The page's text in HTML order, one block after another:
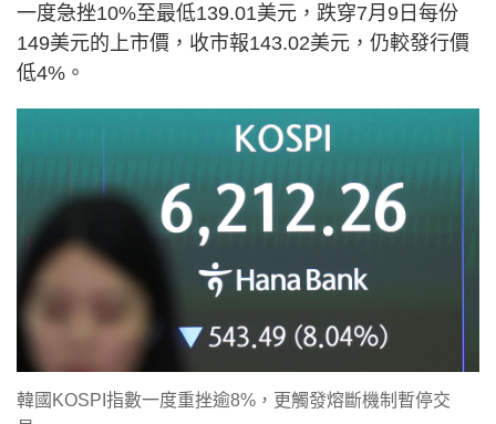
一度急挫10%至最低139.01美元，跌穿7月9日每份
149美元的上市價，收市報143.02美元，仍較發行價
低4%。
韓國KOSPI指數一度重挫逾8%，更觸發熔斷機制暫停交